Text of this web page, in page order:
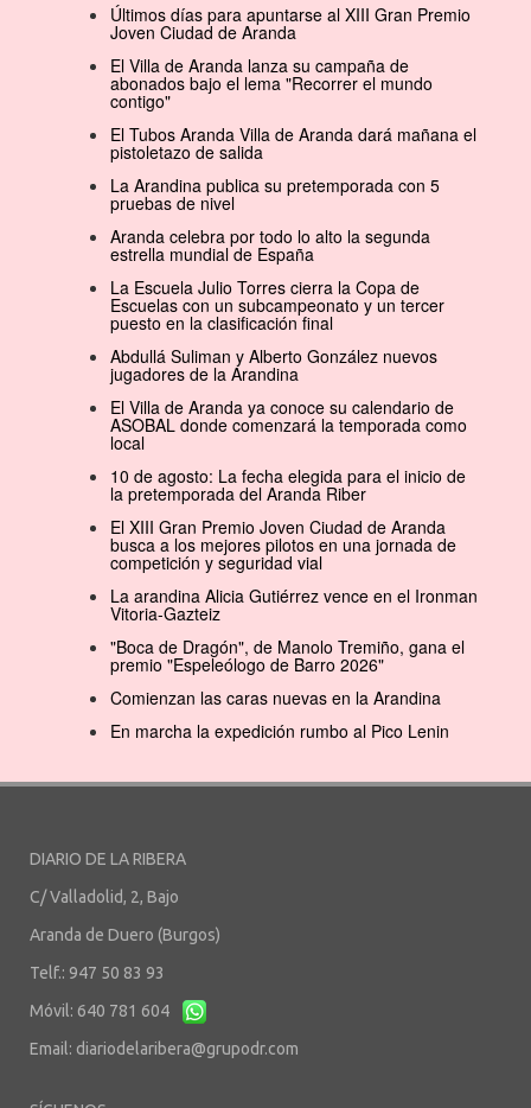
Últimos días para apuntarse al XIII Gran Premio
Joven Ciudad de Aranda
El Villa de Aranda lanza su campaña de
abonados bajo el lema "Recorrer el mundo
contigo"
El Tubos Aranda Villa de Aranda dará mañana el
pistoletazo de salida
La Arandina publica su pretemporada con 5
pruebas de nivel
Aranda celebra por todo lo alto la segunda
estrella mundial de España
La Escuela Julio Torres cierra la Copa de
Escuelas con un subcampeonato y un tercer
puesto en la clasificación final
Abdullá Suliman y Alberto González nuevos
jugadores de la Arandina
El Villa de Aranda ya conoce su calendario de
ASOBAL donde comenzará la temporada como
local
10 de agosto: La fecha elegida para el inicio de
la pretemporada del Aranda Riber
El XIII Gran Premio Joven Ciudad de Aranda
busca a los mejores pilotos en una jornada de
competición y seguridad vial
La arandina Alicia Gutiérrez vence en el Ironman
Vitoria-Gazteiz
"Boca de Dragón", de Manolo Tremiño, gana el
premio "Espeleólogo de Barro 2026"
Comienzan las caras nuevas en la Arandina
En marcha la expedición rumbo al Pico Lenin
DIARIO DE LA RIBERA
C/ Valladolid, 2, Bajo
Aranda de Duero (Burgos)
Telf.: 947 50 83 93
Móvil: 640 781 604
Email: diariodelaribera@grupodr.com